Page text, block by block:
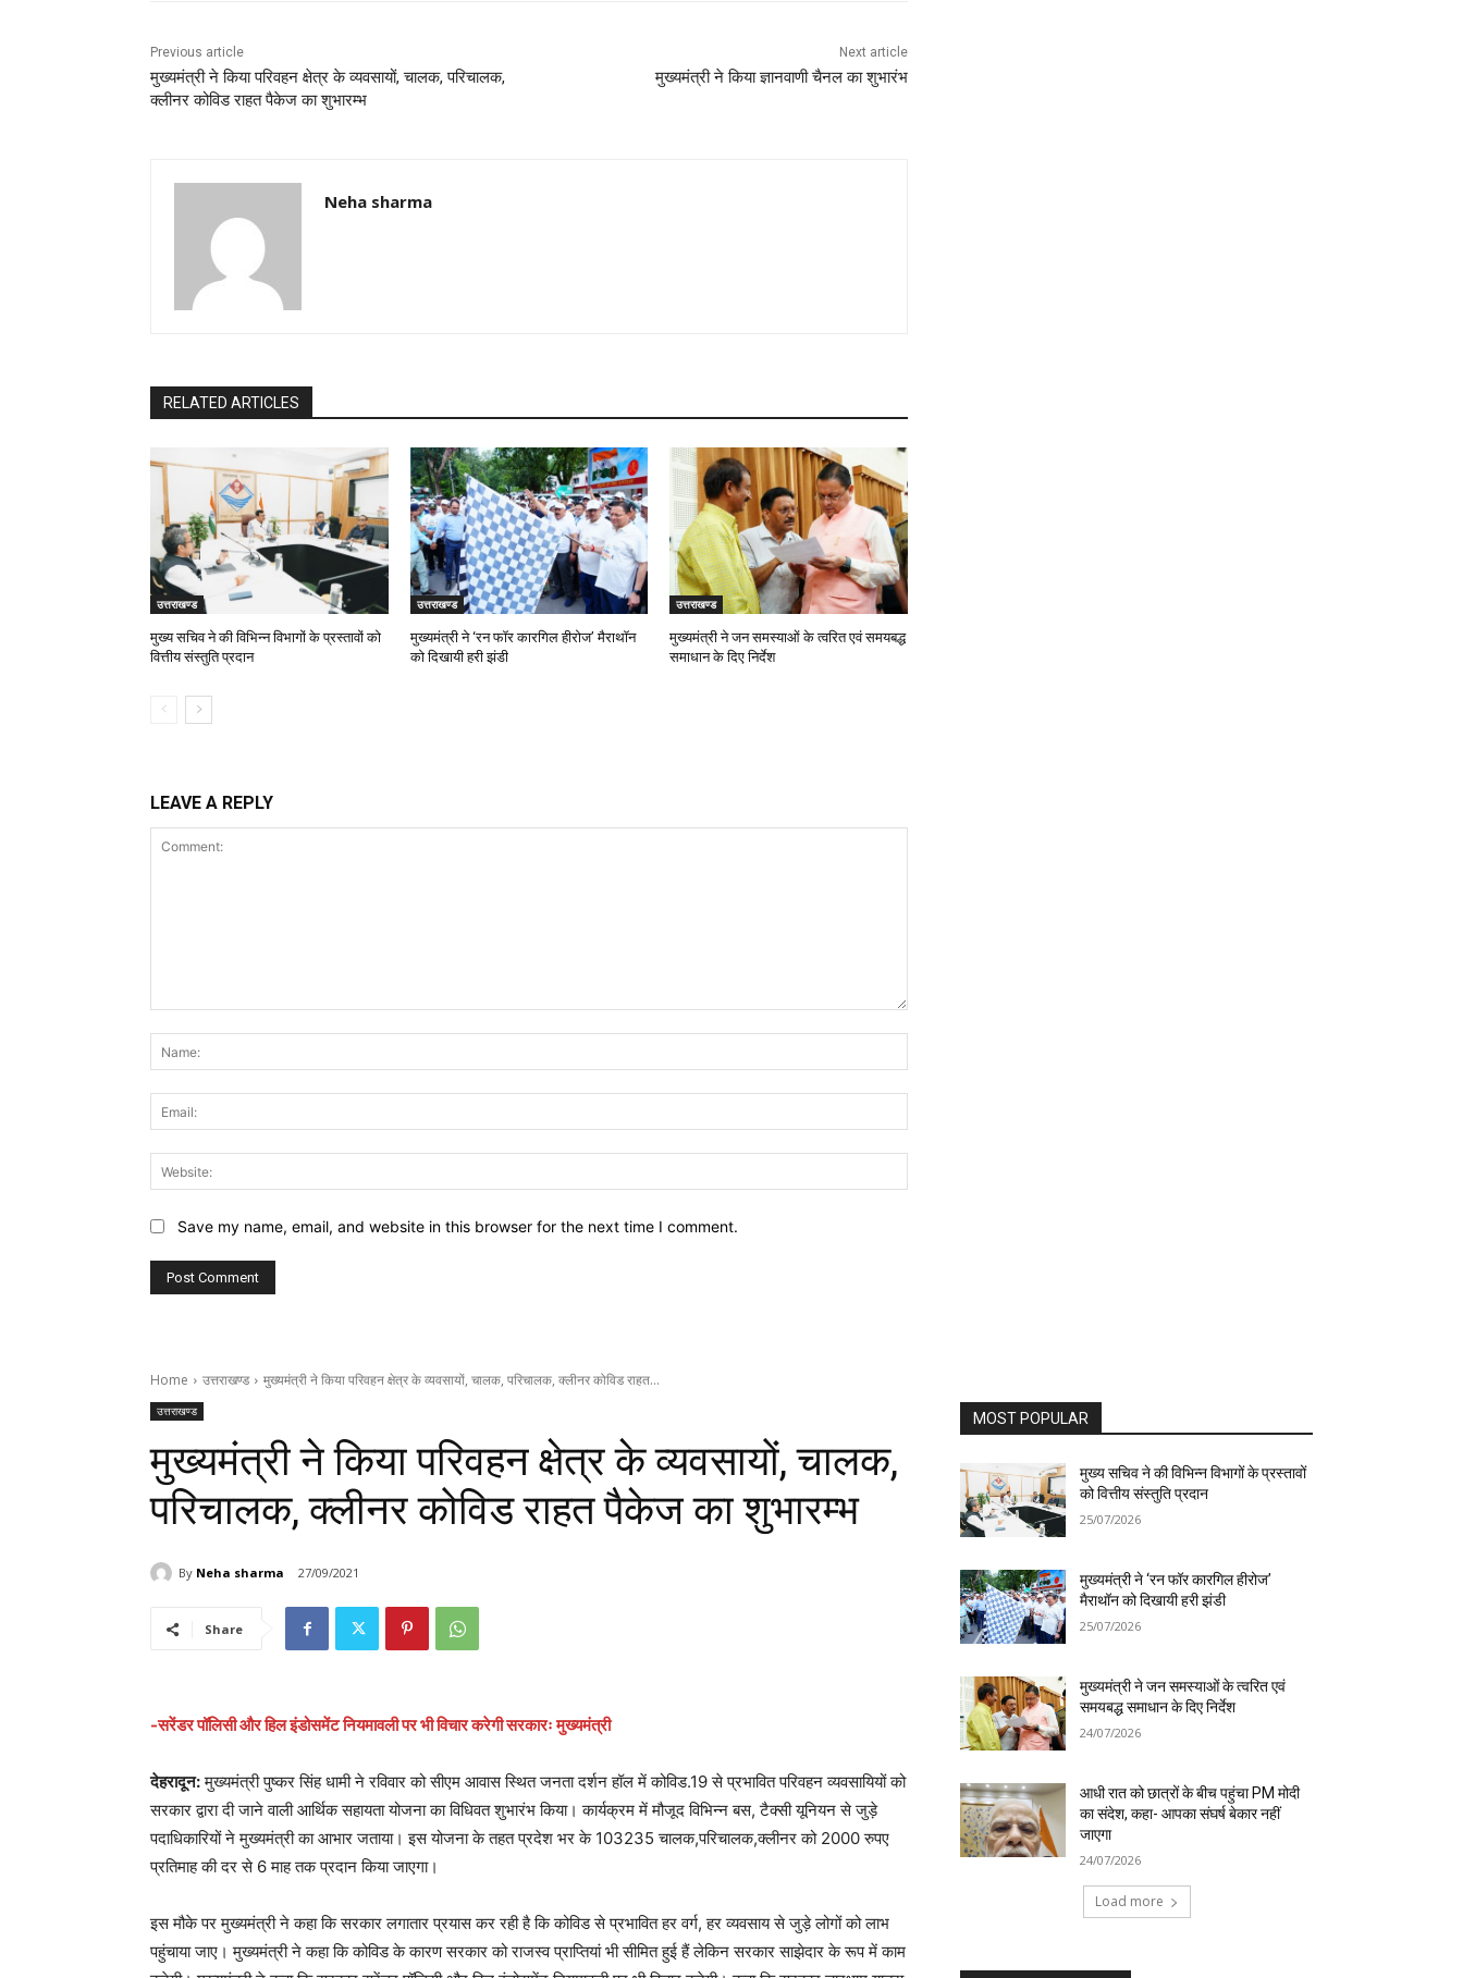
k
Previous article
मुख्यमंत्री ने किया परिवहन क्षेत्र के व्यवसायों, चालक, परिचालक,
क्लीनर कोविड राहत पैकेज का शुभारम्भ
Next article
मुख्यमंत्री ने किया ज्ञानवाणी चैनल का शुभारंभ
Neha sharma
RELATED ARTICLES
उत्तराखण्ड
मुख्य सचिव ने की विभिन्न विभागों के प्रस्तावों को
वित्तीय संस्तुति प्रदान
उत्तराखण्ड
मुख्यमंत्री ने ‘रन फॉर कारगिल हीरोज’ मैराथॉन
को दिखायी हरी झंडी
उत्तराखण्ड
मुख्यमंत्री ने जन समस्याओं के त्वरित एवं समयबद्ध
समाधान के दिए निर्देश
LEAVE A REPLY
Save my name, email, and website in this browser for the next time I comment.